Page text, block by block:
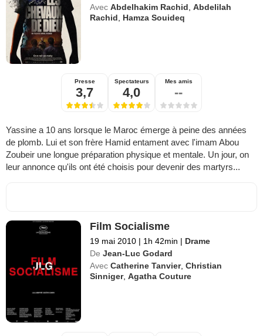
Avec Abdelhakim Rachid ,Abdelilah
Rachid
Hamza Souideq
Presse
3,7
Spectateurs
4,0
Mes amis
--
Yassine a 10 ans lorsque le Maroc émerge à peine des années
de plomb. Lui et son frère Hamid entament avec l'imam Abou
Zoubeir une longue préparation physique et mentale. Un jour, on
leur annonce qu'ils ont été choisis pour devenir des martyrs...
Film Socialisme
19 mai 2010 | 1h 42min | Drame
De Jean-Luc Godard
Avec Catherine Tanvier,Christian
Sinniger,Agatha Couture